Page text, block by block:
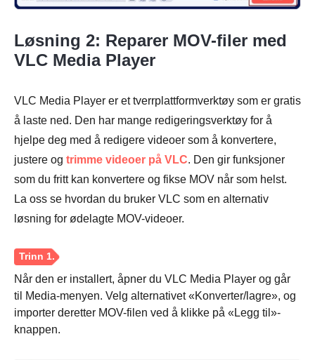
Trinn 1.
Løsning 2: Reparer MOV-filer med
VLC Media Player
VLC Media Player er et tverrplattformverktøy som er gratis
å laste ned. Den har mange redigeringsverktøy for å
hjelpe deg med å redigere videoer som å konvertere,
justere og trimme videoer på VLC. Den gir funksjoner
som du fritt kan konvertere og fikse MOV når som helst.
La oss se hvordan du bruker VLC som en alternativ
løsning for ødelagte MOV-videoer.
Når den er installert, åpner du VLC Media Player og går
til Media-menyen. Velg alternativet «Konverter/lagre», og
importer deretter MOV-filen ved å klikke på «Legg til»-
knappen.